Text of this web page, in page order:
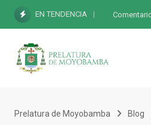
EN TENDENCIA
Prelatura de Moyobamba Blog